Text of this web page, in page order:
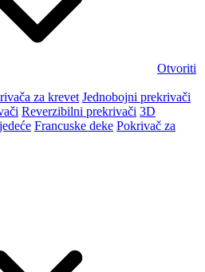
Otvoriti
za krevet Jednobojni prekrivači
Reverzibilni prekrivači 3D
Francuske deke Pokrivač za